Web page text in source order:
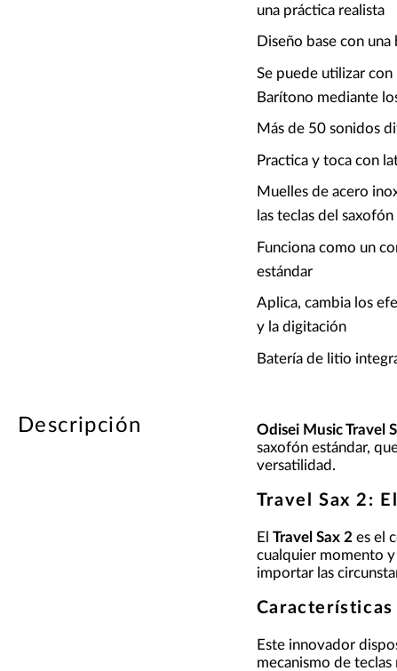
una práctica realista
Diseño base con
Se puede utilizar
Barítono mediante
Más de 50 sonidos
Practica y toca con
Muelles de acero
las teclas del saxofón
Funciona como un
estándar
Aplica, cambia los
y la digitación
Batería de litio
Descripción Odisei Music Travel
saxofón estándar,
versatilidad.
Travel Sax 2:
El Travel Sax 2 es el
cualquier momento
importar las
Este innovador
mecanismo de